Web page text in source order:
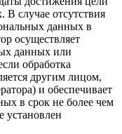
В случае отсутствия
данных в
осуществляет
данных или
обработка
другим лицом,
и обеспечивает
в срок не более чем
установлен